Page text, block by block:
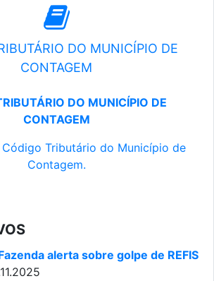
DO MUNICÍPIO DE
CONTAGEM
DO MUNICÍPIO DE
CONTAGEM
Tributário do Município de
Contagem.
alerta sobre golpe de REFIS